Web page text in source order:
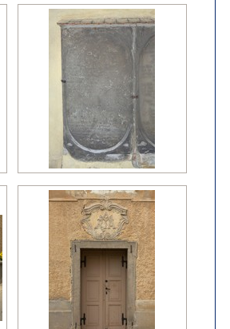
romanizm (relikty)
wczesny renesans